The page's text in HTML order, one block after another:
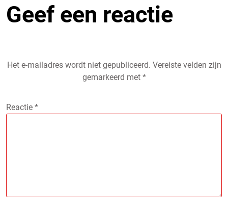
Geef een reactie
Het e-mailadres wordt niet gepubliceerd. Vereiste velden zijn
gemarkeerd met *
Reactie *